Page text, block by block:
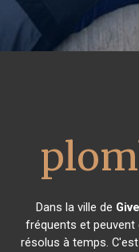
Dans la ville de
fréquents et
résolus à temps.